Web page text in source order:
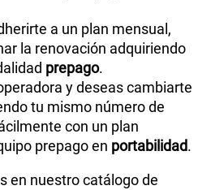
a un plan mensual,
la renovación adquiriendo
prepago.
y deseas cambiarte
tu mismo número de
con un plan
prepago en portabilidad.
en nuestro catálogo de